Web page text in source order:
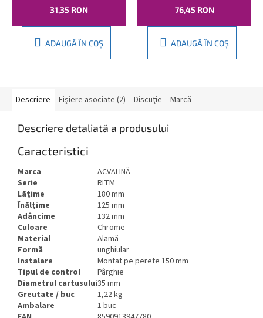
31,35 RON
ADAUGĂ ÎN COŞ
76,45 RON
ADAUGĂ ÎN COŞ
Descriere Fişiere asociate (2) Discuţie Marcă
Descriere detaliată a produsului
Caracteristici
Marca
ACVALINĂ
Serie
RITM
Lăţime
180 mm
Înălţime
125 mm
Adâncime
132 mm
Culoare
Chrome
Material
Alamă
Formă
unghiular
Instalare
Montat pe perete 150 mm
Tipul de control
Pârghie
Diametrul cartusului35 mm
Greutate / buc
1,22 kg
Ambalare
1 buc